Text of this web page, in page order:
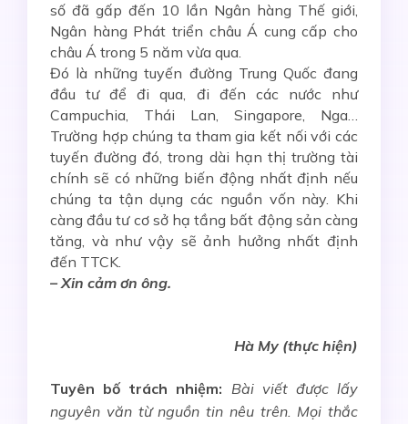
số đã gấp đến 10 lần Ngân hàng Thế giới,
Ngân hàng Phát triển châu Á cung cấp cho
châu Á trong 5 năm vừa qua.
Đó là những tuyến đường Trung Quốc đang
đầu tư để đi qua, đi đến các nước như
Campuchia, Thái Lan, Singapore, Nga…
Trường hợp chúng ta tham gia kết nối với các
tuyến đường đó, trong dài hạn thị trường tài
chính sẽ có những biến động nhất định nếu
chúng ta tận dụng các nguồn vốn này. Khi
càng đầu tư cơ sở hạ tầng bất động sản càng
tăng, và như vậy sẽ ảnh hưởng nhất định
đến TTCK.
– Xin cảm ơn ông.
Hà My (thực hiện)
Tuyên bố trách nhiệm: Bài viết được lấy
nguyên văn từ nguồn tin nêu trên. Mọi thắc